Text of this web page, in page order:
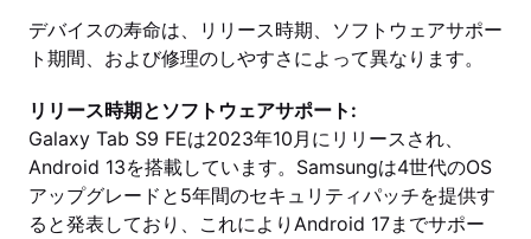
デバイスの寿命は、リリース時期、ソフトウェアサポー
ト期間、および修理のしやすさによって異なります。
リリース時期とソフトウェアサポート:
Galaxy Tab S9 FEは2023年10月にリリースされ、
Android 13を搭載しています。Samsungは4世代のOS
アップグレードと5年間のセキュリティパッチを提供す
ると発表しており、これによりAndroid 17までサポー